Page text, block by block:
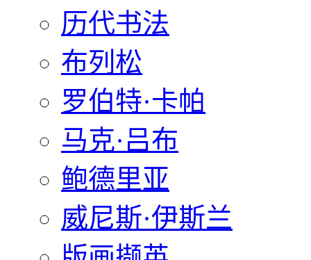
历代书法
布列松
罗伯特·卡帕
马克·吕布
鲍德里亚
威尼斯·伊斯兰